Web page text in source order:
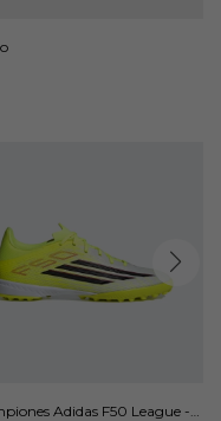
Adidas F50 League -